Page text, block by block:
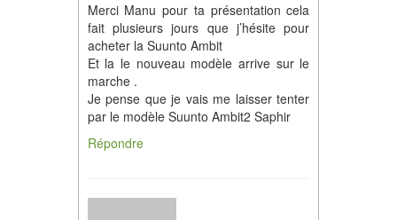
Merci Manu pour ta présentation cela
fait plusieurs jours que j’hésite pour
acheter la Suunto Ambit
Et la le nouveau modèle arrive sur le
marche .
Je pense que je vais me laisser tenter
par le modèle Suunto Ambit2 Saphir
Répondre